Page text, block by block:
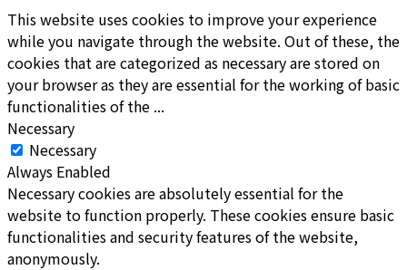
This website uses cookies to improve your experience
while you navigate through the website. Out of these, the
cookies that are categorized as necessary are stored on
your browser as they are essential for the working of basic
functionalities of the ...
Necessary
Necessary
Always Enabled
Necessary cookies are absolutely essential for the
website to function properly. These cookies ensure basic
functionalities and security features of the website,
anonymously.